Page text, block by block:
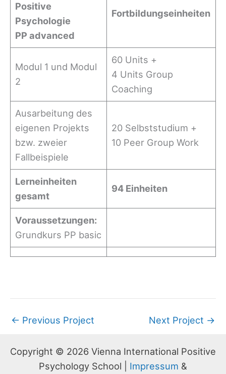
Positive
Psychologie
PP advanced
Fortbildungseinheiten
Modul 1 und Modul
2
60 Units +
4 Units Group
Coaching
Ausarbeitung des
eigenen Projekts
bzw. zweier
Fallbeispiele
20 Selbststudium +
10 Peer Group Work
Lerneinheiten
gesamt
94 Einheiten
Voraussetzungen:
Grundkurs PP basic
← Previous Project Next Project →
Copyright © 2026 Vienna International Positive
Psychology School | Impressum &